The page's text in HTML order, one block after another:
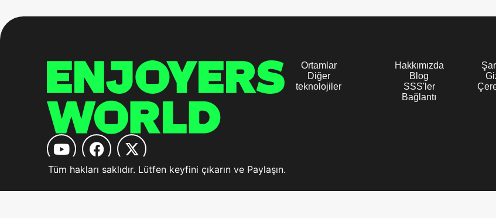
Ortamlar
Diğer
teknolojiler
Hakkımızda
Blog
SSS'ler
Bağlantı
Tüm hakları saklıdır. Lütfen keyfini çıkarın ve Paylaşın.